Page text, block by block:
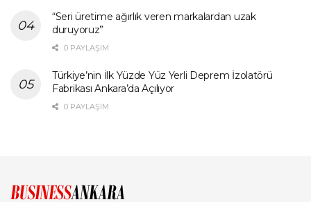
“Seri üretime ağırlık veren markalardan uzak
duruyoruz”
0 PAYLAŞIM
Türkiye’nin İlk Yüzde Yüz Yerli Deprem İzolatörü
Fabrikası Ankara’da Açılıyor
0 PAYLAŞIM